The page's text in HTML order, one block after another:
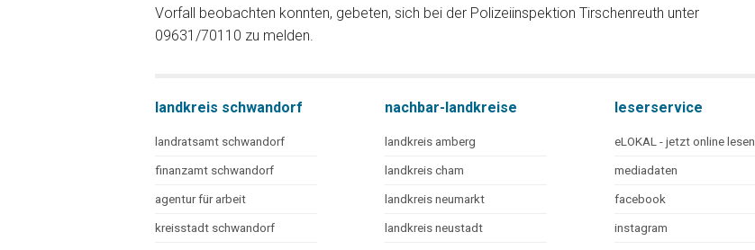
Vorfall beobachten konnten, gebeten, sich bei der Polizeiinspektion Tirschenreuth unter
09631/70110 zu melden.
landkreis schwandorf
landratsamt schwandorf
finanzamt schwandorf
agentur für arbeit
kreisstadt schwandorf
nachbar-landkreise
landkreis amberg
landkreis cham
landkreis neumarkt
landkreis neustadt
leserservice
eLOKAL - jetzt online lesen
mediadaten
facebook
instagram